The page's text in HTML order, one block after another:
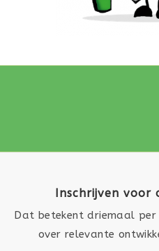
Inschrijven voor
Dat betekent driemaal
over relevante